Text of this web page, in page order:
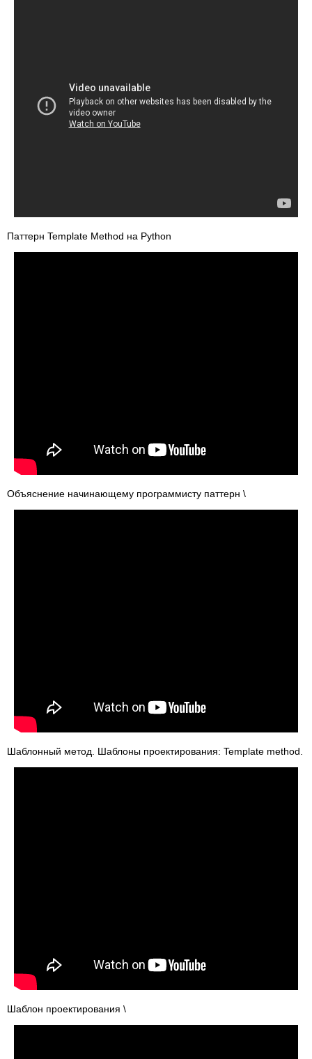
Паттерн Template Method на Python
Объяснение начинающему программисту паттерн \
Шаблонный метод. Шаблоны проектирования: Template method.
Шаблон проектирования \